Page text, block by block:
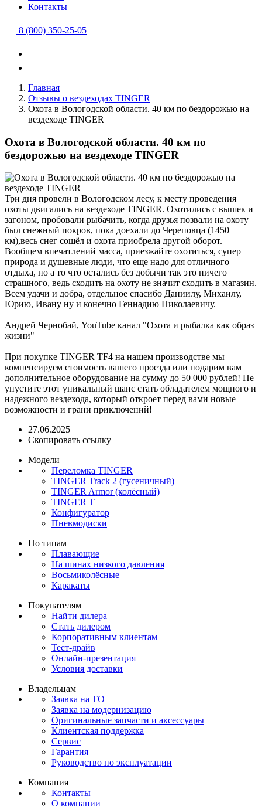
Контакты
8 (800) 350-25-05
Главная
Отзывы о вездеходах TINGER
Охота в Вологодской области. 40 км по бездорожью на
вездеходе TINGER
Охота в Вологодской области. 40 км по
бездорожью на вездеходе TINGER
Три дня провели в Вологодском лесу, к месту проведения
охоты двигались на вездеходе TINGER. Охотились с вышек и
загоном, пробовали рыбачить, когда друзья позвали на охоту
был снежный покров, пока доехали до Череповца (1450
км),весь снег сошёл и охота приобрела другой оборот.
Вообщем впечатлений масса, приезжайте охотиться, супер
природа и душевные люди, что еще надо для отличного
отдыха, но а то что остались без добычи так это ничего
страшного, ведь сходить на охоту не значит сходить в магазин.
Всем удачи и добра, отдельное спасибо Даниилу, Михаилу,
Юрию, Ивану ну и конечно Геннадию Николаевичу.
Андрей Чернобай, YouTube канал "Охота и рыбалка как образ
жизни"
При покупке TINGER TF4 на нашем производстве мы
компенсируем стоимость вашего проезда или подарим вам
дополнительное оборудование на сумму до 50 000 рублей! Не
упустите этот уникальный шанс стать обладателем мощного и
надежного вездехода, который откроет перед вами новые
возможности и грани приключений!
27.06.2025
Скопировать ссылку
Модели
Переломка TINGER
TINGER Track 2 (гусеничный)
TINGER Armor (колёсный)
TINGER T
Конфигуратор
Пневмодиски
По типам
Плавающие
На шинах низкого давления
Восьмиколёсные
Каракаты
Покупателям
Найти дилера
Стать дилером
Корпоративным клиентам
Тест-драйв
Онлайн-презентация
Условия доставки
Владельцам
Заявка на ТО
Заявка на модернизацию
Оригинальные запчасти и аксессуары
Клиентская поддержка
Сервис
Гарантия
Руководство по эксплуатации
Компания
Контакты
О компании